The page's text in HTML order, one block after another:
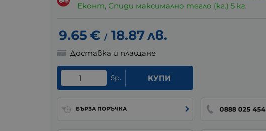
Еконт, Спиди максимално тегло (кг.) 5 кг.
9.65€ / 18.87лв.
Доставка и плащане
бр. КУПИ
БЪРЗА ПОРЪЧКА 0888 025 454